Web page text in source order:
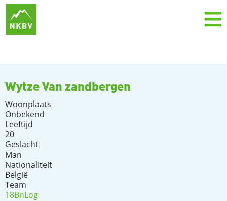
Wytze Van zandbergen
Woonplaats
Onbekend
Leeftijd
20
Geslacht
Man
Nationaliteit
België
Team
18BnLog